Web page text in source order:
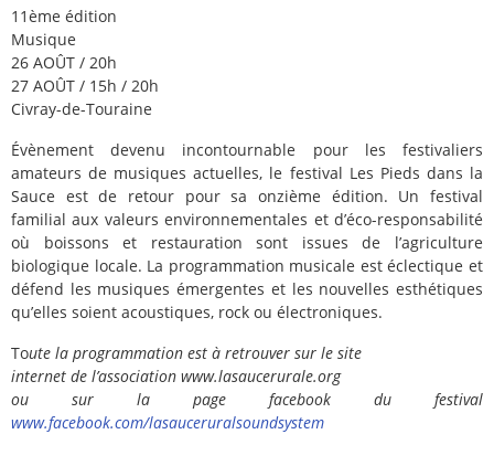
11ème édition
Musique
26 AOÛT / 20h
27 AOÛT / 15h / 20h
Civray-de-Touraine
Évènement devenu incontournable pour les festivaliers
amateurs de musiques actuelles, le festival Les Pieds dans la
Sauce est de retour pour sa onzième édition. Un festival
familial aux valeurs environnementales et d’éco-responsabilité
où boissons et restauration sont issues de l’agriculture
biologique locale. La programmation musicale est éclectique et
défend les musiques émergentes et les nouvelles esthétiques
qu’elles soient acoustiques, rock ou électroniques.
Toute la programmation est à retrouver sur le site
internet de l’association www.lasaucerurale.org
ou sur la page facebook du festival
www.facebook.com/lasauceruralsoundsystem